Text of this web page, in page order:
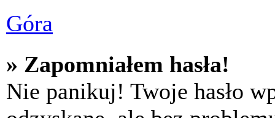
Góra
» Zapomniałem hasła!
Nie panikuj! Twoje hasło